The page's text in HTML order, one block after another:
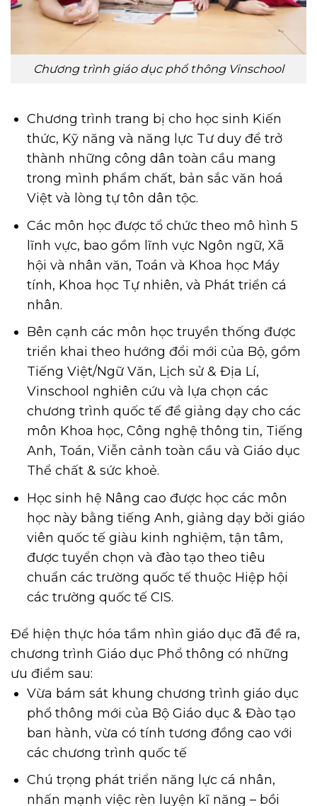
Chương trình giáo dục phổ thông Vinschool
Chương trình trang bị cho học sinh Kiến
thức, Kỹ năng và năng lực Tư duy để trở
thành những công dân toàn cầu mang
trong mình phẩm chất, bản sắc văn hoá
Việt và lòng tự tôn dân tộc.
Các môn học được tổ chức theo mô hình 5
lĩnh vực, bao gồm lĩnh vực Ngôn ngữ, Xã
hội và nhân văn, Toán và Khoa học Máy
tính, Khoa học Tự nhiên, và Phát triển cá
nhân.
Bên cạnh các môn học truyền thống được
triển khai theo hướng đổi mới của Bộ, gồm
Tiếng Việt/Ngữ Văn, Lịch sử & Địa Lí,
Vinschool nghiên cứu và lựa chọn các
chương trình quốc tế để giảng dạy cho các
môn Khoa học, Công nghệ thông tin, Tiếng
Anh, Toán, Viễn cảnh toàn cầu và Giáo dục
Thể chất & sức khoẻ.
Học sinh hệ Nâng cao được học các môn
học này bằng tiếng Anh, giảng dạy bởi giáo
viên quốc tế giàu kinh nghiệm, tận tâm,
được tuyển chọn và đào tạo theo tiêu
chuẩn các trường quốc tế thuộc Hiệp hội
các trường quốc tế CIS.
Để hiện thực hóa tầm nhìn giáo dục đã đề ra,
chương trình Giáo dục Phổ thông có những
ưu điểm sau:
Vừa bám sát khung chương trình giáo dục
phổ thông mới của Bộ Giáo dục & Đào tạo
ban hành, vừa có tính tương đồng cao với
các chương trình quốc tế
Chú trọng phát triển năng lực cá nhân,
nhấn mạnh việc rèn luyện kĩ năng – bồi